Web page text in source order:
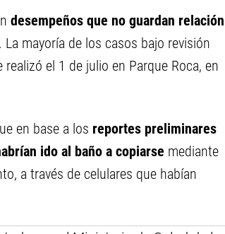
desempeños que no guardan relación
. La mayoría de los casos bajo revisión
el 1 de julio en Parque Roca, en
en base a los reportes preliminares
ido al baño a copiarse mediante
a través de celulares que habían